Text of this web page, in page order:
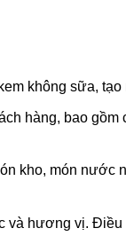
không sữa,
hàng, bao
kho, món nước
và hương vị.